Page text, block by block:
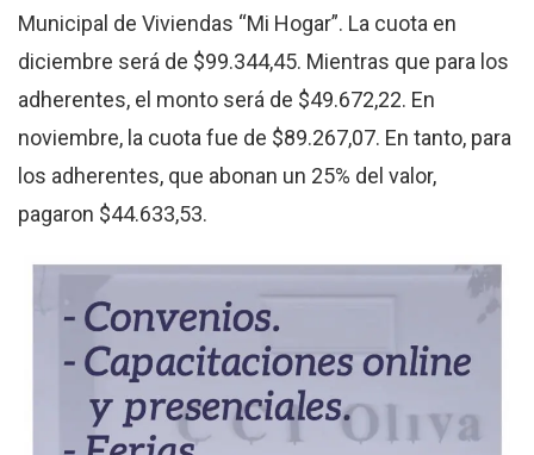
Municipal de Viviendas “Mi Hogar”. La cuota en
diciembre será de $99.344,45. Mientras que para los
adherentes, el monto será de $49.672,22. En
noviembre, la cuota fue de $89.267,07. En tanto, para
los adherentes, que abonan un 25% del valor,
pagaron $44.633,53.